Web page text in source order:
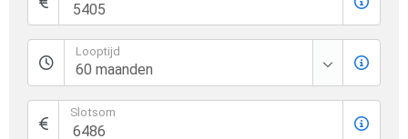
Looptijd
Slotsom